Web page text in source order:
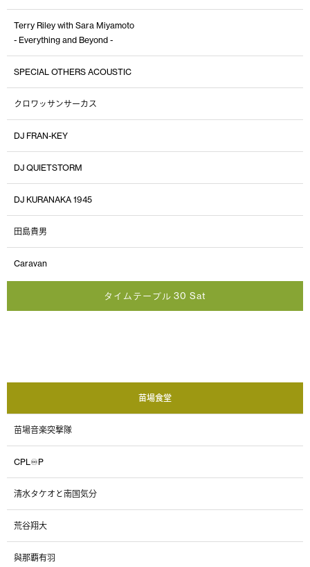
Terry Riley with Sara Miyamoto
- Everything and Beyond -
SPECIAL OTHERS ACOUSTIC
クロワッサンサーカス
DJ FRAN-KEY
DJ QUIETSTORM
DJ KURANAKA 1945
田島貴男
Caravan
タイムテーブル 30 Sat
苗場食堂
苗場音楽突撃隊
CPL♾P
清水タケオと南国気分
荒谷翔大
與那覇有羽